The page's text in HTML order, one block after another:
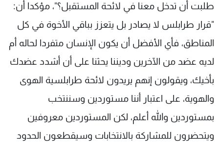
طلبت أن تدخل معنا في لائحة المستقبل؟"، مؤكدا أن:
"قرار طرابلس لا يصادر بل يتعزز بباقي الأخوة في كل
المناطق، فأي الأفضل أن يكون الإنسان متفردا لحاله أم
لديه عضد من الآخرين وديننا يحثنا على أن أشدد عضدك
بأخيك، ويقولون إنهم يريدون لائحة طرابلسية الهوى
والهوية، على اعتبار أننا مستوردين وسننتخب
بمستوردين والله أعلم، لكن المستوردين معروفين
ويتحضرون للمشاركة بالانتخابات وسيقطعون الحدود